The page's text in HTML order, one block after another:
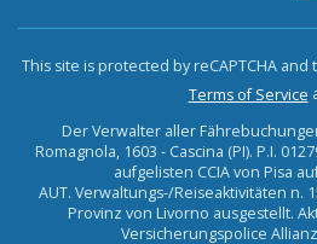
This site is protected by reCAPTCHA and
Terms of Service
Der Verwalter aller
Romagnola, 1603 - Cascina (PI). P.I.
aufgelisten CCIA von Pisa
AUT. Verwaltungs-/Reiseaktivitäten n.
Provinz von Livorno ausgestellt.
Versicherungspolice